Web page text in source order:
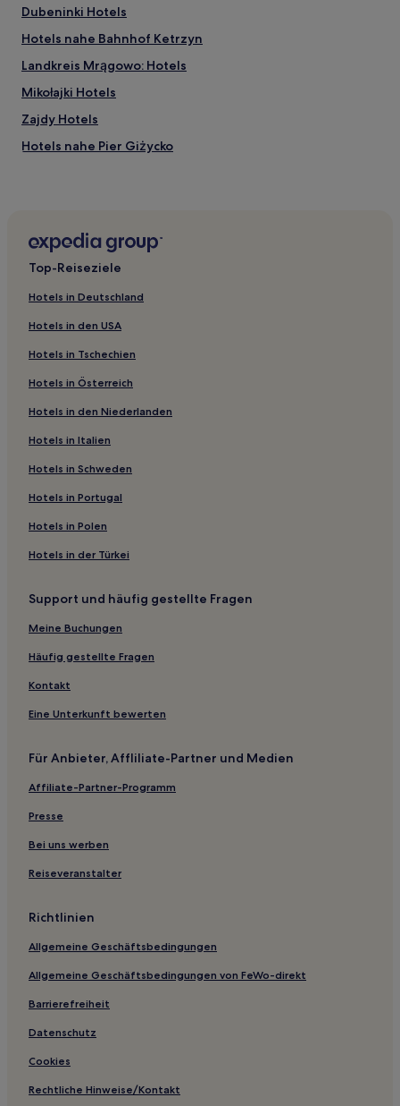
Dubeninki Hotels
Hotels nahe Bahnhof Ketrzyn
Landkreis Mrągowo: Hotels
Mikołajki Hotels
Zajdy Hotels
Hotels nahe Pier Giżycko
Kreis Węgorzewo: Hotels
Hotels nahe Rathaus Pisz
Ruda Hotels
Piękna Góra Hotels
Ołownik Hotels
Bogacko Hotels
Mazuchówka Hotels
Szwalk Hotels
Kalinowo Hotels
Kreis Kętrzyn: Hotels
Wegorzewo Hotels
Karbowskie Hotels
Powiat Piski: Hotels
Sorkwity Hotels
Orłówko Hotels
Giżycko County: Hotels
Haustierfreundliche in Mikołajki
Familien nahe See Kisajno
Haustierfreundliche nahe See Kisajno
Hotels mit Parkplatz nahe See Kisajno
Luxus nahe See Niegocin
4-Sterne-Hotels in See Niegocin
3-Sterne-Hotels in See Niegocin
3-Sterne-Hotels in See Kisajno
3-Sterne-Hotels in Mikołajki
Top-Reiseziele
Hotels in Deutschland
Hotels in den USA
Hotels in Tschechien
Hotels in Österreich
Hotels in den Niederlanden
Hotels in Italien
Hotels in Schweden
Hotels in Portugal
Hotels in Polen
Hotels in der Türkei
Support und häufig gestellte Fragen
Meine Buchungen
Häufig gestellte Fragen
Kontakt
Eine Unterkunft bewerten
Für Anbieter, Affliliate-Partner und Medien
Affiliate-Partner-Programm
Presse
Bei uns werben
Reiseveranstalter
Richtlinien
Allgemeine Geschäftsbedingungen
Allgemeine Geschäftsbedingungen von FeWo-direkt
Barrierefreiheit
Datenschutz
Cookies
Rechtliche Hinweise/Kontakt